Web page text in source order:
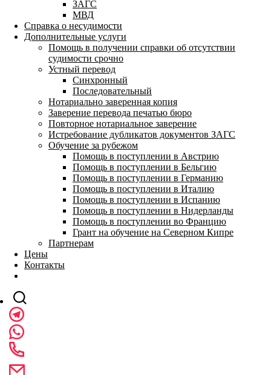
ЗАГС
МВД
Справка о несудимости
Дополнительные услуги
Помощь в получении справки об отсутствии
судимости срочно
Устный перевод
Синхронный
Последовательный
Нотариально заверенная копия
Заверение перевода печатью бюро
Повторное нотариальное заверение
Истребование дубликатов документов ЗАГС
Обучение за рубежом
Помощь в поступлении в Австрию
Помощь в поступлении в Бельгию
Помощь в поступлении в Германию
Помощь в поступлении в Италию
Помощь в поступлении в Испанию
Помощь в поступлении в Нидерланды
Помощь в поступлении во Францию
Грант на обучение на Северном Кипре
Партнерам
Цены
Контакты